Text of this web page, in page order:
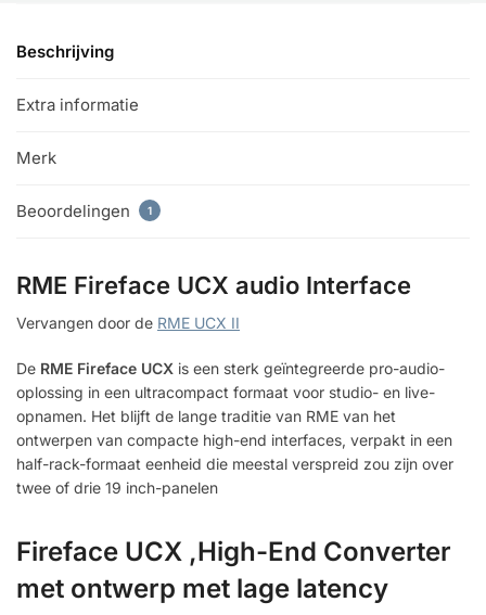
Beschrijving
Extra informatie
Merk
Beoordelingen 1
RME Fireface UCX audio Interface
Vervangen door de RME UCX II
De RME Fireface UCX is een sterk geïntegreerde pro-audio-
oplossing in een ultracompact formaat voor studio- en live-
opnamen. Het blijft de lange traditie van RME van het
ontwerpen van compacte high-end interfaces, verpakt in een
half-rack-formaat eenheid die meestal verspreid zou zijn over
twee of drie 19 inch-panelen
Fireface UCX ,High-End Converter
met ontwerp met lage latency